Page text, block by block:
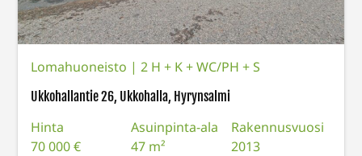
Lomahuoneisto |2 H + K + WC/PH + S
Ukkohallantie 26, Ukkohalla, Hyrynsalmi
Hinta
70 000 €
Asuinpinta-ala
47 m²
Rakennusvuosi
2013